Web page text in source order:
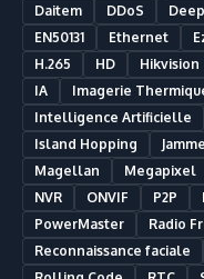
Daitem
DDoS
EN50131
Ethernet
H.265
HD Hikvision
IA
Imagerie
Intelligence Artificielle
Island Hopping
Magellan
Megapixel
NVR
ONVIF P2P
PowerMaster
Radio
Reconnaissance faciale